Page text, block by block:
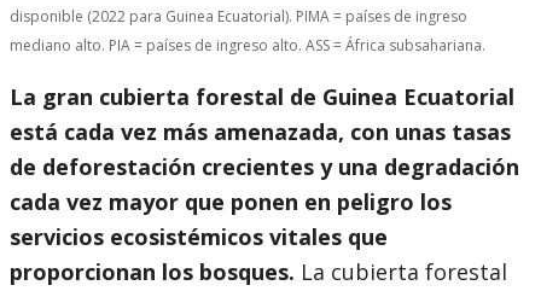
disponible (2022 para Guinea Ecuatorial). PIMA = países de ingreso
mediano alto. PIA = países de ingreso alto. ASS = África subsahariana.
La gran cubierta forestal de Guinea Ecuatorial
está cada vez más amenazada, con unas tasas
de deforestación crecientes y una degradación
cada vez mayor que ponen en peligro los
servicios ecosistémicos vitales que
proporcionan los bosques. La cubierta forestal